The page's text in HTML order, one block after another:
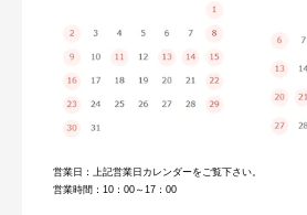
営業日：上記営業日カレンダーをご覧下さい。
営業時間：10：00～17：00